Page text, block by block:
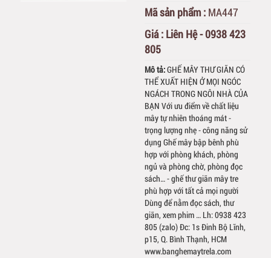
Mã sản phẩm : MA447
Giá : Liên Hệ - 0938 423
805
Mô tả:GHẾ MÂY THƯ GIÃN CÓ
THỂ XUẤT HIỆN Ở MỌI NGÓC
NGÁCH TRONG NGÔI NHÀ CỦA
BẠN Với ưu điểm về chất liệu
mây tự nhiên thoáng mát -
trọng lượng nhẹ - công năng sử
dụng Ghế mây bập bênh phù
hợp với phòng khách, phòng
ngủ và phòng chờ, phòng đọc
sách… - ghế thư giãn mây tre
phù hợp với tất cả mọi người
Dùng để nằm đọc sách, thư
giãn, xem phim … Lh: 0938 423
805 (zalo) Đc: 1s Đinh Bộ Lĩnh,
p15, Q. Bình Thạnh, HCM
www.banghemaytrela.com